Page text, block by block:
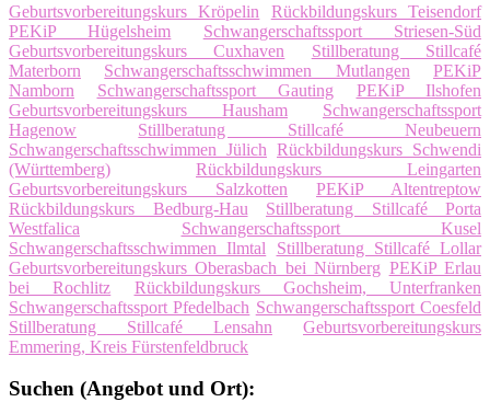
Geburtsvorbereitungskurs Kröpelin
Rückbildungskurs Teisendorf
PEKiP Hügelsheim
Schwangerschaftssport Striesen-Süd
Geburtsvorbereitungskurs Cuxhaven
Stillberatung Stillcafé
Materborn
Schwangerschaftsschwimmen Mutlangen
PEKiP
Namborn
Schwangerschaftssport Gauting
PEKiP Ilshofen
Geburtsvorbereitungskurs Hausham
Schwangerschaftssport
Hagenow
Stillberatung Stillcafé Neubeuern
Schwangerschaftsschwimmen Jülich Rückbildungskurs Schwendi
(Württemberg)
Rückbildungskurs Leingarten
Geburtsvorbereitungskurs Salzkotten
PEKiP Altentreptow
Rückbildungskurs Bedburg-Hau
Stillberatung Stillcafé Porta
Westfalica
Schwangerschaftssport Kusel
Schwangerschaftsschwimmen Ilmtal
Stillberatung Stillcafé Lollar
Geburtsvorbereitungskurs Oberasbach bei Nürnberg PEKiP Erlau
bei Rochlitz
Rückbildungskurs Gochsheim, Unterfranken
Schwangerschaftssport Pfedelbach Schwangerschaftssport Coesfeld
Stillberatung Stillcafé Lensahn
Geburtsvorbereitungskurs
Emmering, Kreis Fürstenfeldbruck
Suchen (Angebot und Ort):